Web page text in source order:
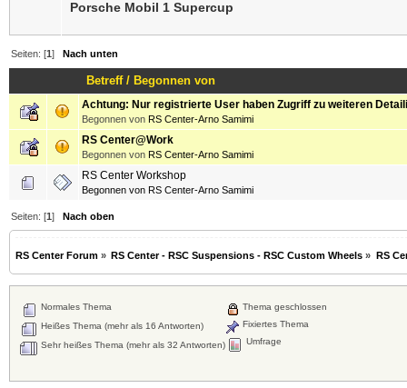
Porsche Mobil 1 Supercup
Seiten: [1]Nach unten
Betreff/ Begonnen von
Achtung: Nur registrierte User haben Zugriff zu weiteren
Begonnen von RS Center-Arno Samimi
RS Center@Work
Begonnen von RS Center-Arno Samimi
RS Center Workshop
Begonnen von RS Center-Arno Samimi
Seiten: [1]Nach oben
RS Center Forum » RS Center - RSC Suspensions - RSC Custom Wheels » RS
Normales Thema
Heißes Thema (mehr als 16 Antworten)
Sehr heißes Thema (mehr als 32 Antworten)
Thema geschlossen
Fixiertes Thema
Umfrage